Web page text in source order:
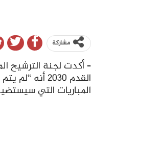
مشاركة
– أكدت لجنة الترشيح
القدم 2030
المباريات التي